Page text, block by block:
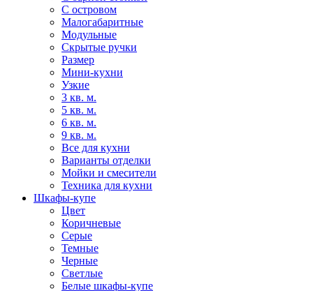
С островом
Малогабаритные
Модульные
Скрытые ручки
Размер
Мини-кухни
Узкие
3 кв. м.
5 кв. м.
6 кв. м.
9 кв. м.
Все для кухни
Варианты отделки
Мойки и смесители
Техника для кухни
Шкафы-купе
Цвет
Коричневые
Серые
Темные
Черные
Светлые
Белые шкафы-купе